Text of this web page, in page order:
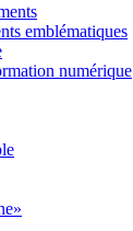
emblématiques
numérique